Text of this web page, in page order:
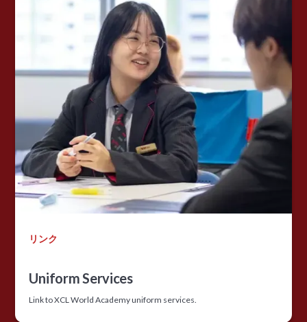
リンク
Uniform Services
Link to XCL World Academy uniform services.